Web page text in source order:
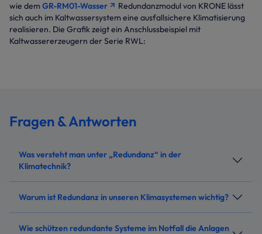
wie dem GR-RM01-Wasser
Redundanzmodul von KRONE lässt
sich auch im Kaltwassersystem eine ausfallsichere Klimatisierung
realisieren. Die Grafik zeigt ein Anschlussbeispiel mit
Kaltwassererzeugern der Serie RWL:
Fragen & Antworten
Was versteht man unter „Redundanz“ in der
Klimatechnik?
Warum ist Redundanz in unseren Klimasystemen wichtig?
Wie schützen redundante Systeme im Notfall die Anlagen